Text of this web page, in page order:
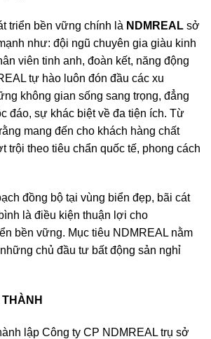
triển bền vững chính là NDMREAL sở
như: đội ngũ chuyên gia giàu kinh
viên tinh anh, đoàn kết, năng động
tự hào luôn đón đầu các xu
không gian sống sang trọng, đẳng
đáo, sự khác biệt về đa tiện ích. Từ
mang đến cho khách hàng chất
trội theo tiêu chẩn quốc tế, phong cách
đồng bộ tại vùng biển đẹp, bãi cát
là điều kiện thuận lợi cho
bền vững. Mục tiêu NDMREAL nằm
chủ đầu tư bất động sản nghỉ
lập Công ty CP NDMREAL trụ sở